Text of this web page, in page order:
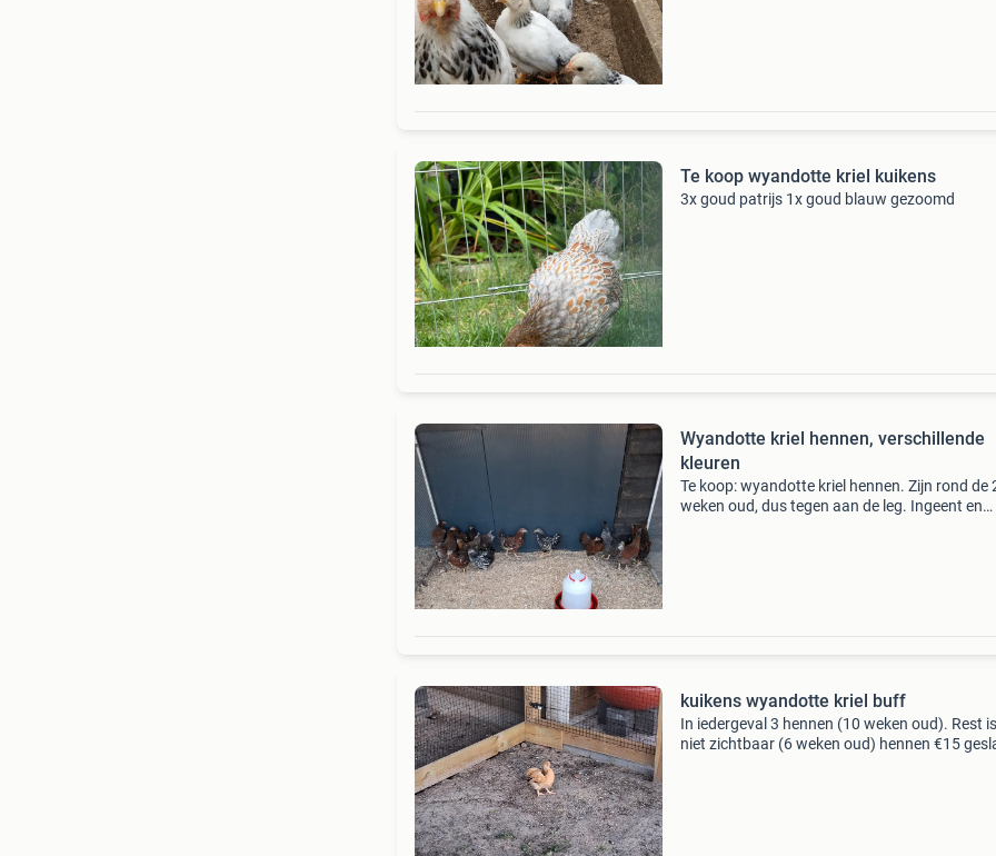
Te koop wyandotte kriel kuikens
3x goud patrijs 1x goud blauw gezoomd
Wyandotte kriel hennen, verschillende
kleuren
Te koop: wyandotte kriel hennen. Zijn rond de
weken oud, dus tegen aan de leg. Ingeent en
kuikens wyandotte kriel buff
In iedergeval 3 hennen (10 weken oud). Rest
niet zichtbaar (6 weken oud) hennen €15